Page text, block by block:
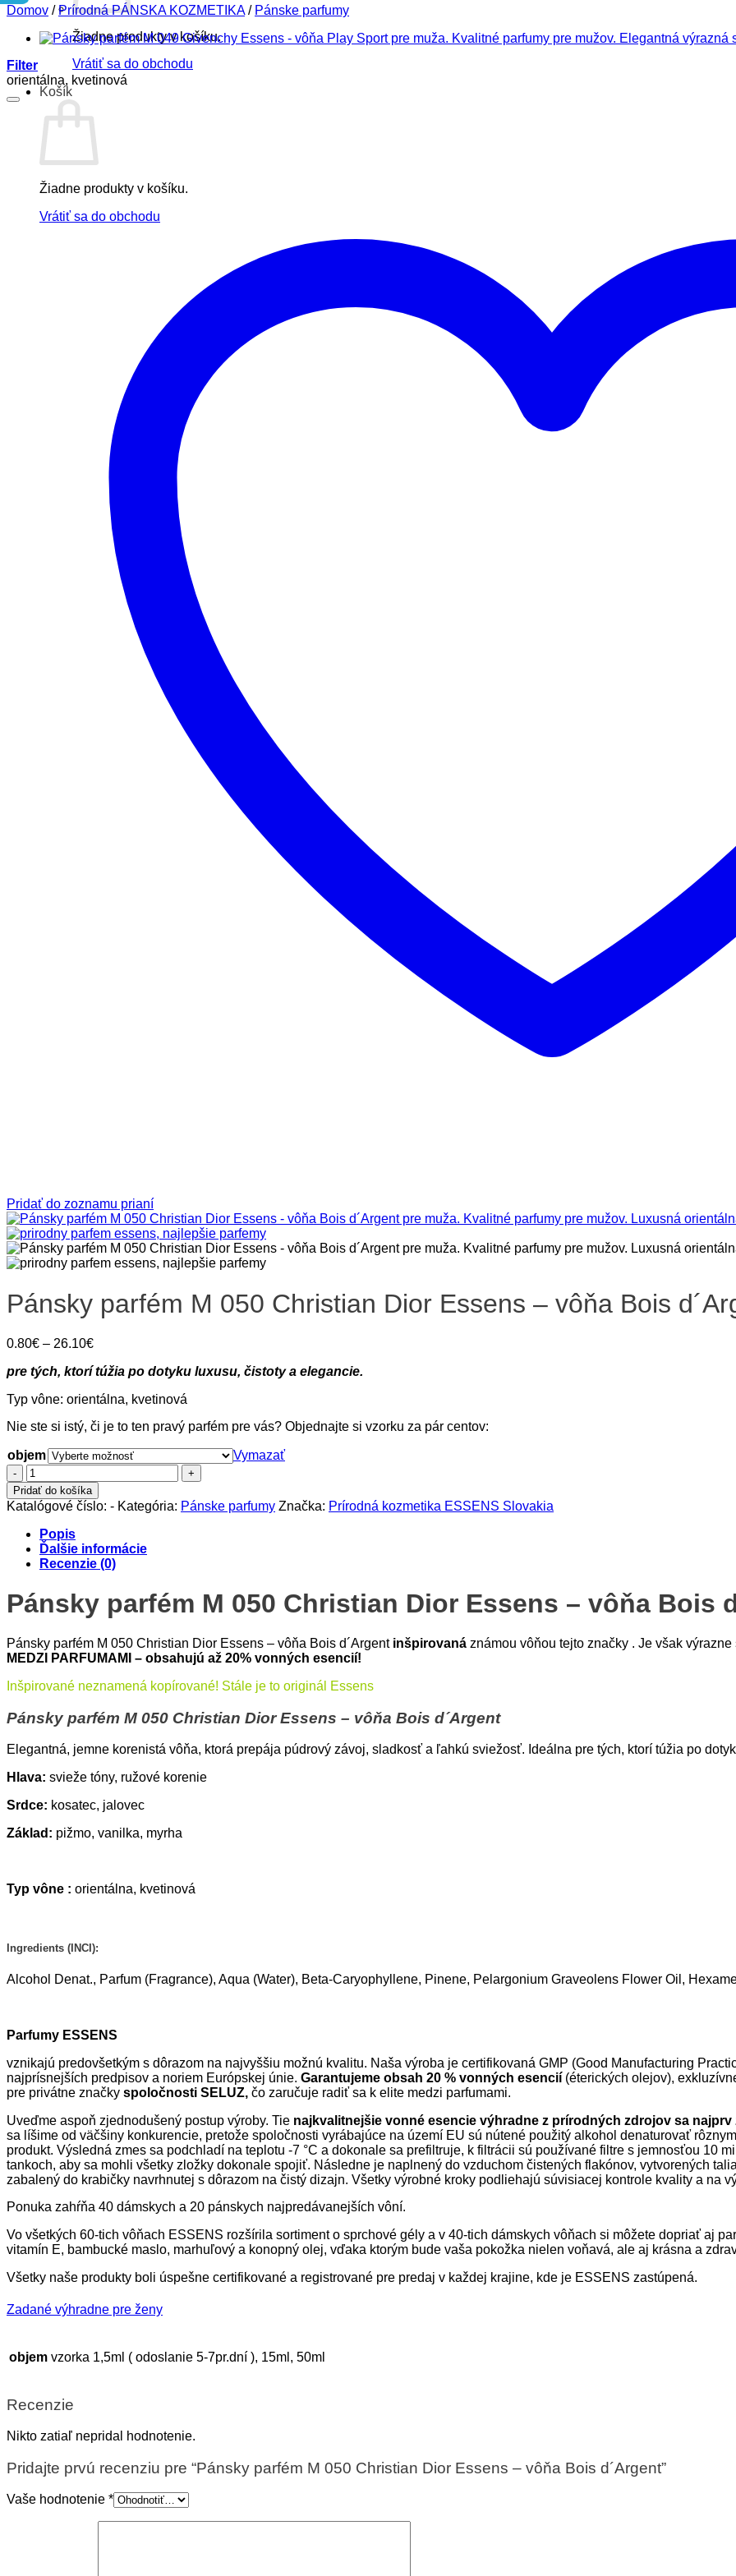
Žiadne produkty v košíku.
Vrátiť sa do obchodu
Košík
Žiadne produkty v košíku.
Vrátiť sa do obchodu
Domov / Prírodná PÁNSKA KOZMETIKA / Pánske parfumy
Filter
orientálna, kvetinová
Pridať do zoznamu prianí
Pánsky parfém M 050 Christian Dior Essens – vôňa Bois
0.80€ – 26.10€Price
0.80€
26.10€
pre tých, ktorí túžia po dotyku luxusu, čistoty a elegancie.
Typ vône: orientálna, kvetinová
Nie ste si istý, či je to ten pravý parfém pre vás? Objednajte si vzorku za pár centov:
objem
Vymazať
množstvo
Pánsky
parfém
M
050
Christian
Dior
Essens
vôňa
´Argent
Pridať do košíka
Katalógové číslo: - Kategória: Pánske parfumy Značka: Prírodná kozmetika ESSENS Slovakia
Popis
Ďalšie informácie
Recenzie (0)
Pánsky parfém M 050 Christian Dior Essens – vôňa Bois
Pánsky parfém M 050 Christian Dior Essens – vôňa Bois d´Argent inšpirovaná známou vôňou tejto značky . Je však
MEDZI PARFUMAMI – obsahujú až 20% vonných esencií!
Inšpirované neznamená kopírované! Stále je to originál Essens
Pánsky parfém M 050 Christian Dior Essens – vôňa Bois d´Argent
Elegantná, jemne korenistá vôňa, ktorá prepája púdrový závoj, sladkosť a ľahkú sviežosť. Ideálna pre tých, ktorí túžia po
Hlava: svieže tóny, ružové korenie
Srdce: kosatec, jalovec
Základ: pižmo, vanilka, myrha
Typ vône : orientálna, kvetinová
Ingredients (INCI):
Alcohol Denat., Parfum (Fragrance), Aqua (Water), Beta-Caryophyllene, Pinene, Pelargonium Graveolens Flower Oil,
Parfumy ESSENS
vznikajú predovšetkým s dôrazom na najvyššiu možnú kvalitu. Naša výroba je certifikovaná GMP (Good Manufacturing
najprísnejších predpisov a noriem Európskej únie. Garantujeme obsah 20 % vonných esencií (éterických olejov),
pre privátne značky spoločnosti SELUZ, čo zaručuje radiť sa k elite medzi parfumami.
Uveďme aspoň zjednodušený postup výroby. Tie najkvalitnejšie vonné esencie výhradne z prírodných zdrojov sa
sa líšime od väčšiny konkurencie, pretože spoločnosti vyrábajúce na území EU sú nútené použitý alkohol denaturovať
produkt. Výsledná zmes sa podchladí na teplotu -7 °C a dokonale sa prefiltruje, k filtrácii sú používané filtre s jemnosťou 10
tankoch, aby sa mohli všetky zložky dokonale spojiť. Následne je naplnený do vzduchom čistených flakónov, vytvorených
zabalený do krabičky navrhnutej s dôrazom na čistý dizajn. Všetky výrobné kroky podliehajú súvisiacej kontrole kvality a na
Ponuka zahŕňa 40 dámskych a 20 pánskych najpredávanejších vôní.
Vo všetkých 60-tich vôňach ESSENS rozšírila sortiment o sprchové gély a v 40-tich dámskych vôňach si môžete dopriať aj
vitamín E, bambucké maslo, marhuľový a konopný olej, vďaka ktorým bude vaša pokožka nielen voňavá, ale aj krásna a
Všetky naše produkty boli úspešne certifikované a registrované pre predaj v každej krajine, kde je ESSENS zastúpená.
Zadané výhradne pre ženy
objem vzorka 1,5ml ( odoslanie 5-7pr.dní ), 15ml, 50ml
Recenzie
Nikto zatiaľ nepridal hodnotenie.
Pridajte prvú recenziu pre “Pánsky parfém M 050 Christian Dior Essens – vôňa Bois d´Argent”
Vaše hodnotenie *